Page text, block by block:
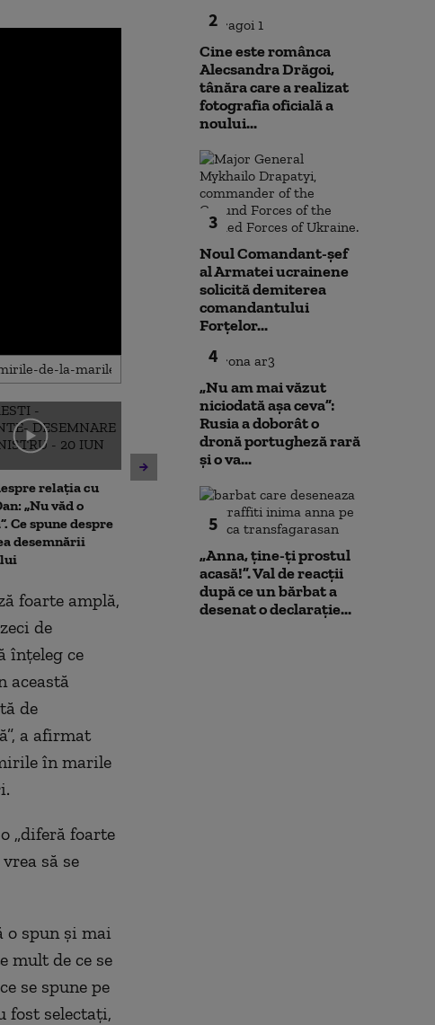
relația cu
„Nu văd o
Ce spune despre
desemnării
Kelemen Hunor: Ilie Bolojan
nu are cum să plece acum.
Trebuie găsită o soluție, nu
poți să faci reforme cu 35%
Noi verificări
Varianta
anchetatori
foarte amplă,
de
înţeleg ce
această
de
a afirmat
în marile
„diferă foarte
să se
o spun şi mai
mult de ce se
se spune pe
fost selectaţi,
2
Cine este românca
Alecsandra Drăgoi,
tânăra care a realizat
fotografia oficială a
noului...
3
Noul Comandant-șef
al Armatei ucrainene
solicită demiterea
comandantului
Forțelor...
4
„Nu am mai văzut
niciodată așa ceva”:
Rusia a doborât o
dronă portugheză rară
și o va...
5
„Anna, ţine-ţi prostul
acasă!”. Val de reacții
după ce un bărbat a
desenat o declarație...